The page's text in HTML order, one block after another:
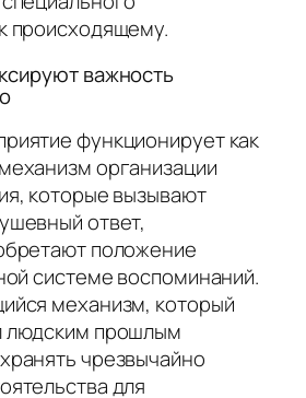
происходящему.
важность
функционирует как
организации
которые вызывают
ответ,
положение
системе воспоминаний.
механизм, который
людским прошлым
чрезвычайно
для